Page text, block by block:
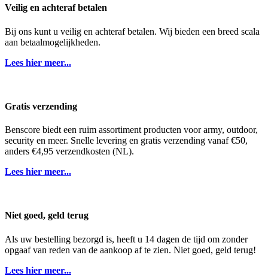
Veilig en achteraf betalen
Bij ons kunt u veilig en achteraf betalen. Wij bieden een breed scala
aan betaalmogelijkheden.
Lees hier meer...
Gratis verzending
Benscore biedt een ruim assortiment producten voor army, outdoor,
security en meer. Snelle levering en gratis verzending vanaf €50,
anders €4,95 verzendkosten (NL).
Lees hier meer...
Niet goed, geld terug
Als uw bestelling bezorgd is, heeft u 14 dagen de tijd om zonder
opgaaf van reden van de aankoop af te zien. Niet goed, geld terug!
Lees hier meer...